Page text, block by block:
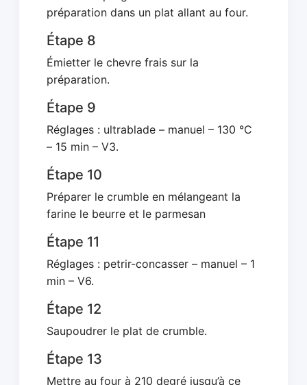
préparation dans un plat allant au four.
Étape 8
Émietter le chevre frais sur la
préparation.
Étape 9
Réglages : ultrablade – manuel – 130 °C
– 15 min – V3.
Étape 10
Préparer le crumble en mélangeant la
farine le beurre et le parmesan
Étape 11
Réglages : petrir-concasser – manuel – 1
min – V6.
Étape 12
Saupoudrer le plat de crumble.
Étape 13
Mettre au four à 210 degré jusqu’à ce